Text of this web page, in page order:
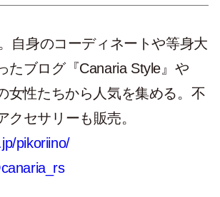
自身のコーディネートや等身大
たブログ『Canaria Style』や
女性たちから人気を集める。不
クセサリーも販売。
pikoriino/